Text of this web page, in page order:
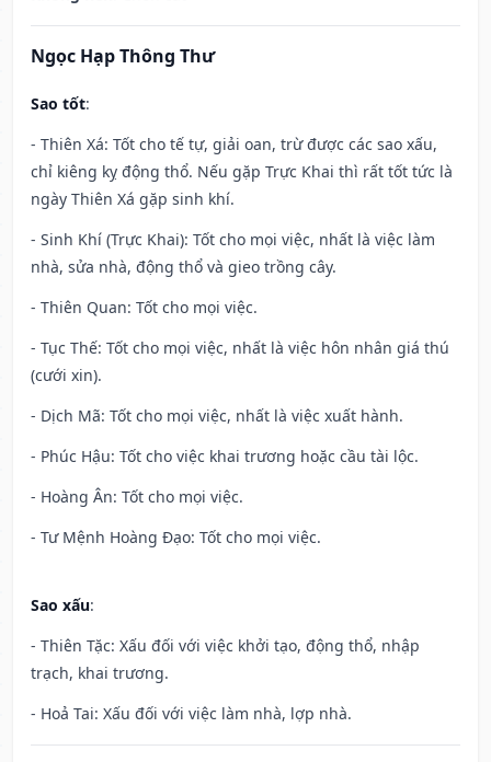
Ngọc Hạp Thông Thư
Sao tốt:
- Thiên Xá: Tốt cho tế tự, giải oan, trừ được các sao xấu,
chỉ kiêng kỵ động thổ. Nếu gặp Trực Khai thì rất tốt tức là
ngày Thiên Xá gặp sinh khí.
- Sinh Khí (Trực Khai): Tốt cho mọi việc, nhất là việc làm
nhà, sửa nhà, động thổ và gieo trồng cây.
- Thiên Quan: Tốt cho mọi việc.
- Tục Thế: Tốt cho mọi việc, nhất là việc hôn nhân giá thú
(cưới xin).
- Dịch Mã: Tốt cho mọi việc, nhất là việc xuất hành.
- Phúc Hậu: Tốt cho việc khai trương hoặc cầu tài lộc.
- Hoàng Ân: Tốt cho mọi việc.
- Tư Mệnh Hoàng Đạo: Tốt cho mọi việc.
Sao xấu:
- Thiên Tặc: Xấu đối với việc khởi tạo, động thổ, nhập
trạch, khai trương.
- Hoả Tai: Xấu đối với việc làm nhà, lợp nhà.